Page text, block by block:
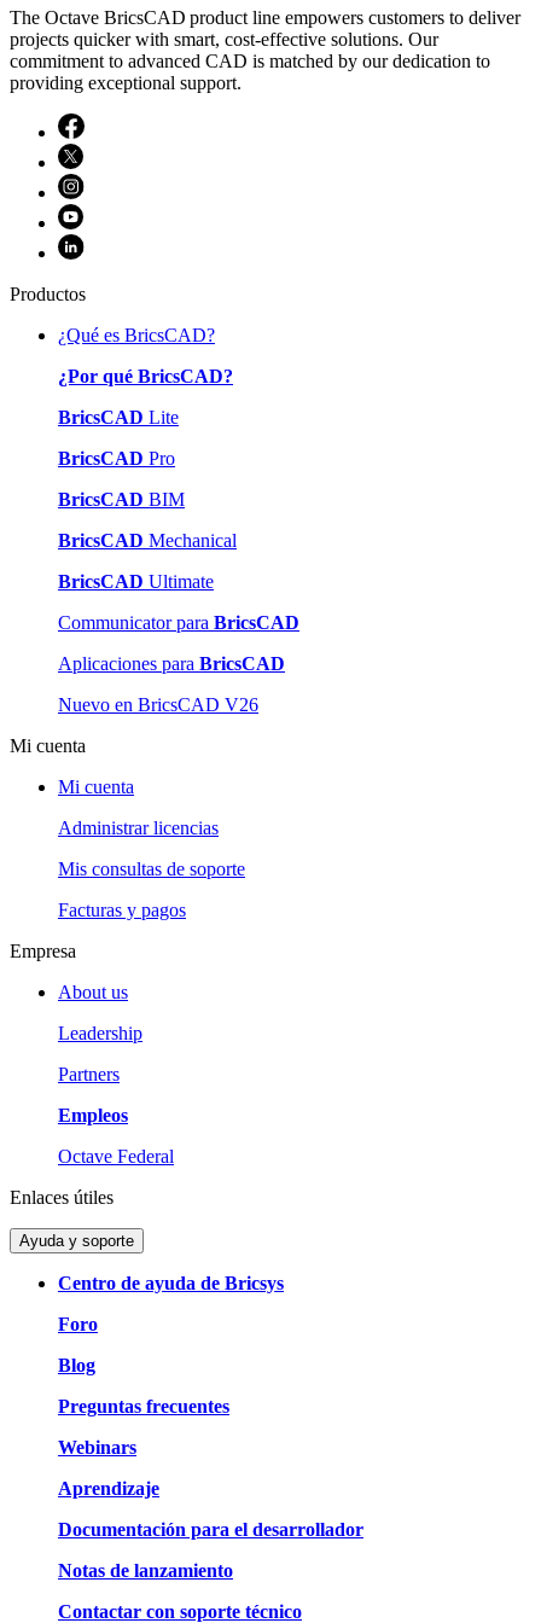
The Octave BricsCAD product line empowers customers to deliver
projects quicker with smart, cost-effective solutions. Our
commitment to advanced CAD is matched by our dedication to
providing exceptional support.
Productos
¿Qué es BricsCAD?
¿Por qué BricsCAD?
BricsCAD Lite
BricsCAD Pro
BricsCAD BIM
BricsCAD Mechanical
BricsCAD Ultimate
Communicator para BricsCAD
Aplicaciones para BricsCAD
Nuevo en BricsCAD V26
Mi cuenta
Mi cuenta
Administrar licencias
Mis consultas de soporte
Facturas y pagos
Empresa
About us
Leadership
Partners
Empleos
Octave Federal
Enlaces útiles
Ayuda y soporte
Centro de ayuda de Bricsys
Foro
Blog
Preguntas frecuentes
Webinars
Aprendizaje
Documentación para el desarrollador
Notas de lanzamiento
Contactar con soporte técnico